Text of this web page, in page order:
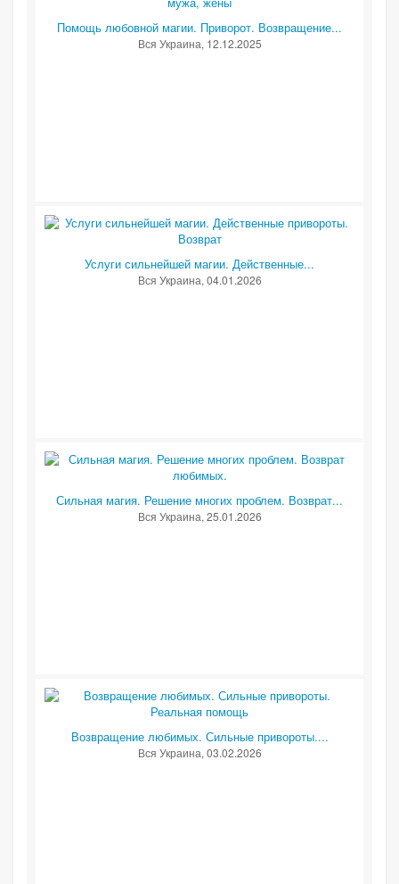
Помощь любовной магии. Приворот. Возвращение...
Вся Украина, 12.12.2025
Услуги сильнейшей магии. Действенные...
Вся Украина, 04.01.2026
Сильная магия. Решение многих проблем. Возврат...
Вся Украина, 25.01.2026
Возвращение любимых. Сильные привороты....
Вся Украина, 03.02.2026